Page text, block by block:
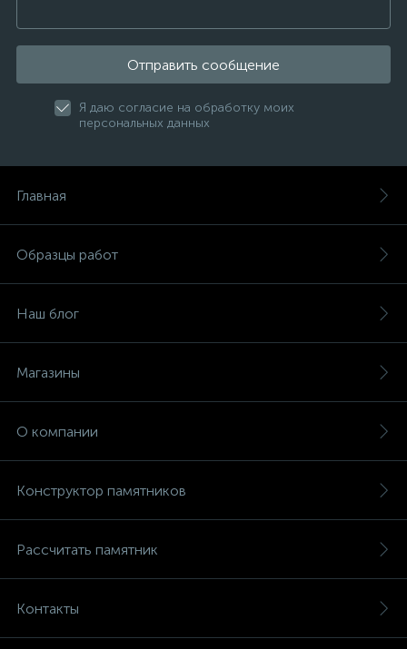
Отправить сообщение
Я даю согласие на обработку моих
персональных данных
Главная
Образцы работ
Наш блог
Магазины
О компании
Конструктор памятников
Рассчитать памятник
Контакты